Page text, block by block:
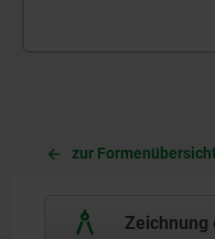
zur Formenübersicht
Zeichnung